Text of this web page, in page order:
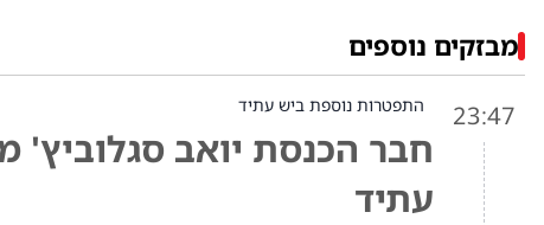
מבזקים נוספים
23:47 התפטרות נוספת ביש עתיד
חבר הכנסת יואב
עתיד